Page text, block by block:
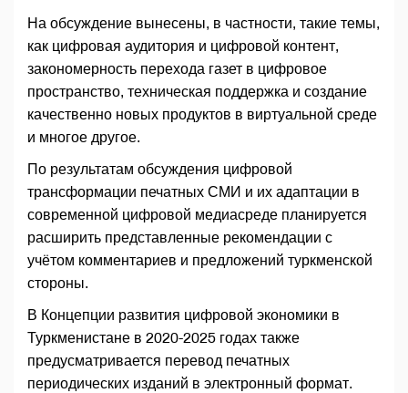
На обсуждение вынесены, в частности, такие темы,
как цифровая аудитория и цифровой контент,
закономерность перехода газет в цифровое
пространство, техническая поддержка и создание
качественно новых продуктов в виртуальной среде
и многое другое.
По результатам обсуждения цифровой
трансформации печатных СМИ и их адаптации в
современной цифровой медиасреде планируется
расширить представленные рекомендации с
учётом комментариев и предложений туркменской
стороны.
В Концепции развития цифровой экономики в
Туркменистане в 2020-2025 годах также
предусматривается перевод печатных
периодических изданий в электронный формат.